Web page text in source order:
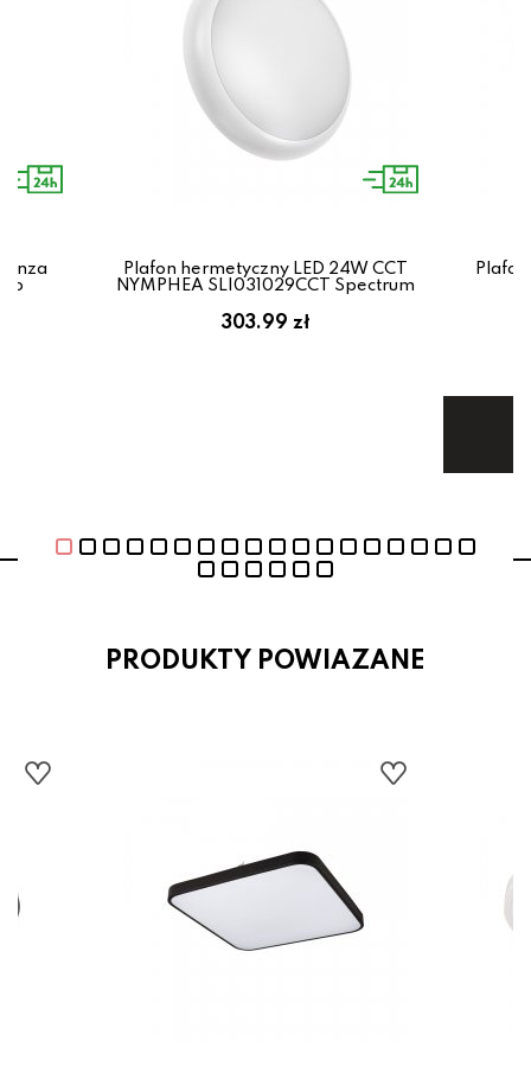
Plafon hermetyczny LED 24W CCT
NYMPHEA SLI031029CCT Spectrum
303.99 zł
Plafon
PRODUKTY POWIAZANE